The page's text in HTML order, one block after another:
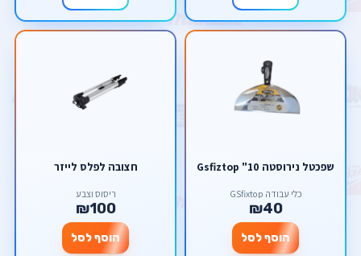
שפכטל נירוסטה 10" Gsfiztop
כלי עבודה GSfixtop
₪40
הוסף לסל
חצובה לפלס לייזר
ריסוס וצבע
₪100
הוסף לסל